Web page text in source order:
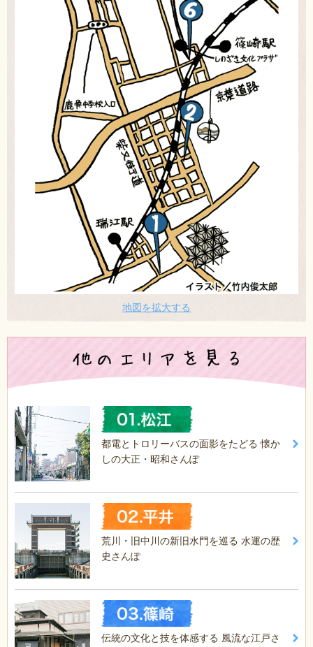
地図を拡大する
都電とトロリーバスの面影をたどる 懐か
しの大正・昭和さんぽ
荒川・旧中川の新旧水門を巡る 水運の歴
史さんぽ
伝統の文化と技を体感する 風流な江戸さ